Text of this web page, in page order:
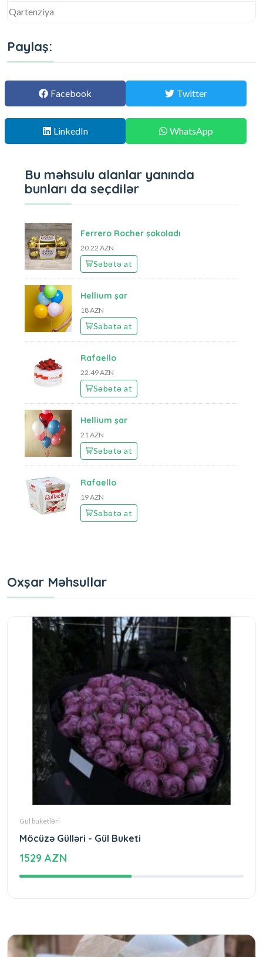
Qartenziya
Paylaş:
Facebook Twitter
LinkedIn WhatsApp
Bu məhsulu alanlar yanında
bunları da seçdilər
Ferrero Rocher şokoladı
20.22 AZN
Səbətə at
Hellium şar
18 AZN
Səbətə at
Rafaello
22.49 AZN
Səbətə at
Hellium şar
21 AZN
Səbətə at
Rafaello
19 AZN
Səbətə at
Oxşar Məhsullar
Gül buketləri
Möcüzə Gülləri - Gül Buketi
1529 AZN